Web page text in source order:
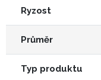
Ryzost
Průměr
Typ produktu